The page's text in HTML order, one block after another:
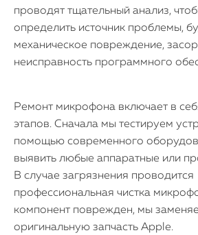
iPhone
MacBook
Watch
iPad
проводят тщательный анализ,
определить источник проблемы,
механическое повреждение,
неисправность программного
Ремонт микрофона включает в
этапов. Сначала мы тестируем
помощью современного
выявить любые аппаратные или
В случае загрязнения проводится
профессиональная чистка
компонент поврежден, мы
оригинальную запчасть Apple.